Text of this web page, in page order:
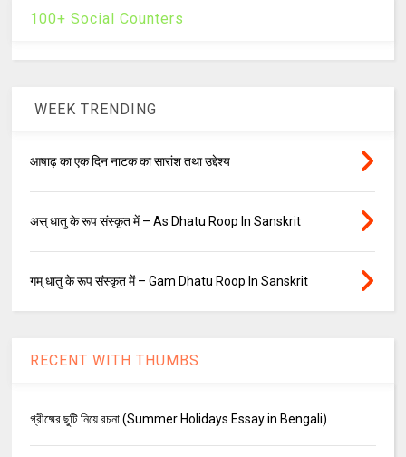
100+ Social Counters
WEEK TRENDING
आषाढ़ का एक दिन नाटक का सारांश तथा उद्देश्य
अस् धातु के रूप संस्कृत में – As Dhatu Roop In Sanskrit
गम् धातु के रूप संस्कृत में – Gam Dhatu Roop In Sanskrit
RECENT WITH THUMBS
গ্রীষ্মের ছুটি নিয়ে রচনা (Summer Holidays Essay in Bengali)